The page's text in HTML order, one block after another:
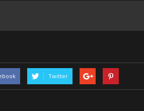
Twitter